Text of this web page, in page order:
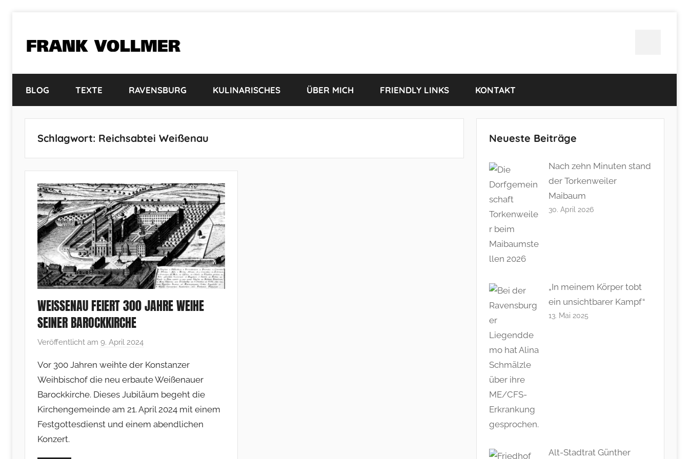
springen
FRANK
VOLLMER
BLOG TEXTE RAVENSBURG KULINARISCHES ÜBER MICH FRIENDLY LINKS KONTAKT
Schlagwort: Reichsabtei Weißenau
WEISSENAU FEIERT 300 JAHRE WEIHE S
EINER BAROCKKIRCHE
Veröffentlicht am 9. April 2024
n
F
r
a
n
Vor 300 Jahren weihte der Konstanzer
Weihbischof die neu erbaute Weißenauer
Barockkirche. Dieses Jubiläum begeht die
Kirchengemeinde am 21. April 2024 mit einem
Festgottesdienst und einem abendlichen
Konzert.
Neueste Beiträge
Nach zehn Minuten stand
der Torkenweiler
Maibaum
30. April 2026
„In meinem Körper tobt
ein unsichtbarer Kampf“
13. Mai 2025
Alt-Stadtrat Günther